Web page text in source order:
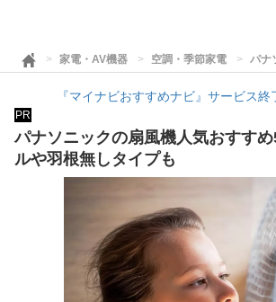
家電・AV機器 空調・季節家電 パナ
『マイナビおすすめナビ』サービス
PR
パナソニックの扇風機人気おすす
ルや羽根無しタイプも